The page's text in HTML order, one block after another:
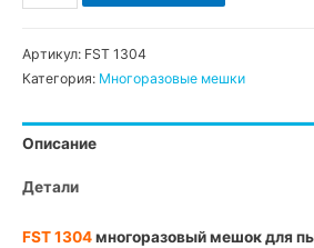
FST
многоразовый
для
пылесоса
(аналог
К)
Артикул: FST 1304
Категория: Многоразовые мешки
Описание
Детали
FST 1304многоразовый мешок для